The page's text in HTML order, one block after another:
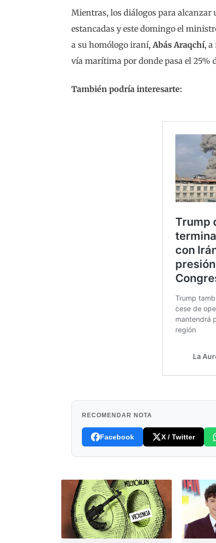
Mientras, los diálogos para alcanzar
estancadas y este domingo el
a su homólogo iraní, Abás Araqchí, a
vía marítima por donde pasa el 25%
También podría interesarte:
RECOMENDAR NOTA
Facebook X / Twitter